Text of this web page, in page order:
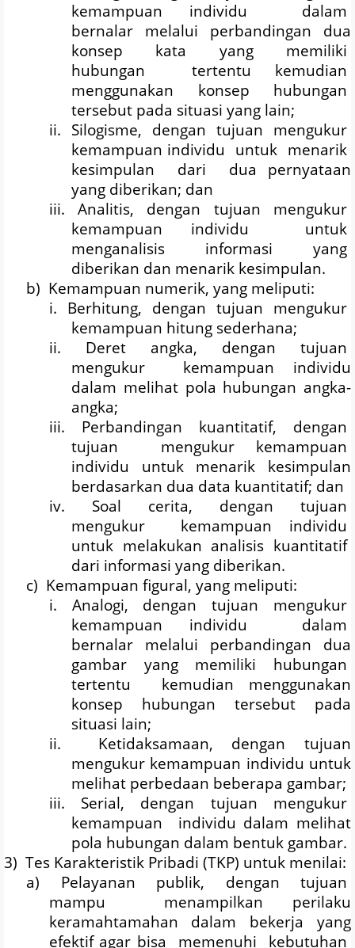
kemampuan individu
dalam
bernalar
melalui perbandingan
dua
konsep
kata yang
memiliki
hubungan
tertentu kemudian
menggunakan
konsep
hubungan
tersebut pada situasi yang lain;
ii. Silogisme, dengan tujuan mengukur
kemampuan individu
untuk menarik
kesimpulan
dari
dua pernyataan
yang diberikan; dan
iii.
Analitis, dengan tujuan
mengukur
kemampuan individu
untuk
menganalisis
informasi
yang
diberikan dan menarik kesimpulan.
b) Kemampuan numerik, yang meliputi:
i. Berhitung, dengan tujuan mengukur
kemampuan hitung sederhana;
ii.
Deret angka, dengan
tujuan
mengukur
kemampuan individu
dalam melihat pola hubungan angka-
angka;
iii.
Perbandingan kuantitatif,
dengan
tujuan
mengukur kemampuan
individu
untuk menarik
kesimpulan
berdasarkan dua data kuantitatif; dan
iv.
Soal cerita, dengan
tujuan
mengukur
kemampuan individu
untuk melakukan analisis kuantitatif
dari informasi yang diberikan.
c) Kemampuan figural, yang meliputi:
i.
Analogi, dengan tujuan
mengukur
kemampuan individu
dalam
bernalar
melalui perbandingan
dua
gambar
yang memiliki
hubungan
tertentu
kemudian menggunakan
konsep hubungan tersebut pada
situasi lain;
ii.
Ketidaksamaan, dengan tujuan
mengukur kemampuan individu untuk
melihat perbedaan beberapa gambar;
iii.
Serial, dengan tujuan
mengukur
kemampuan
individu dalam melihat
pola hubungan dalam bentuk gambar.
3) Tes Karakteristik Pribadi (TKP) untuk menilai:
a)
Pelayanan publik, dengan
tujuan
mampu
menampilkan perilaku
keramahtamahan dalam bekerja yang
efektif agar bisa
memenuhi kebutuhan